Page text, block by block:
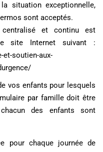
situation exceptionnelle,
sont acceptés.
centralisé et continu est
site Internet suivant :
soutien-aux-
vos enfants pour lesquels
par famille doit être
des enfants sont
pour chaque journée de